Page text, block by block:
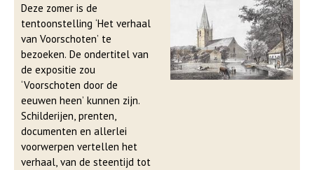
Deze zomer is de
tentoonstelling ‘Het verhaal
van Voorschoten’ te
bezoeken. De ondertitel van
de expositie zou
‘Voorschoten door de
eeuwen heen’ kunnen zijn.
Schilderijen, prenten,
documenten en allerlei
voorwerpen vertellen het
verhaal, van de steentijd tot